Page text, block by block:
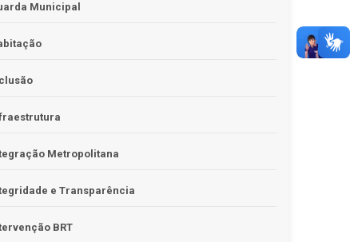
Municipal
Metropolitana
e Transparência
BRT